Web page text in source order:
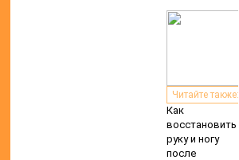
Читайте также:
Как
восстановить
руку и ногу
после